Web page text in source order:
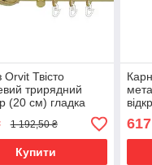
Orvit Твісто
трирядний
(20 см) гладка
16\16\16 мм 160
1 192,50 ₴
Купити
мм
617